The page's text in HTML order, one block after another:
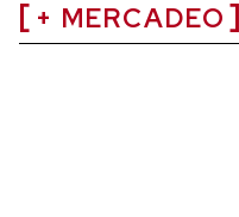
+ MERCADEO